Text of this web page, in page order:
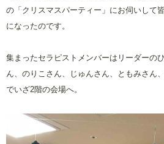
の「クリスマスパーティー」にお伺いして
になったのです。
集まったセラピストメンバーはリーダーの
ん、のりこさん、じゅんさん、ともみさん
でいざ2階の会場へ。